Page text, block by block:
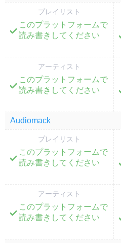
プレイリスト
;
このプラットフォームで
読み書きしてください
;
アーティスト
;
このプラットフォームで
読み書きしてください
;
Audiomack
プレイリスト
;
このプラットフォームで
読み書きしてください
;
アーティスト
;
このプラットフォームで
読み書きしてください
;